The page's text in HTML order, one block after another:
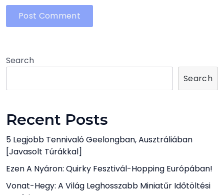
Search
Search
Recent Posts
5 Legjobb Tennivaló Geelongban, Ausztráliában
[javasolt Túrákkal]
Ezen A Nyáron: Quirky Fesztivál-Hopping Európában!
Vonat-Hegy: A Világ Leghosszabb Miniatűr Időtöltési